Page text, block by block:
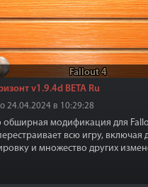
Fallout 4
v1.9.4d BETA Ru⁠⁠
24.04.2024 в 10:29:28
обширная модификация для
всю игру, включая
и множество других